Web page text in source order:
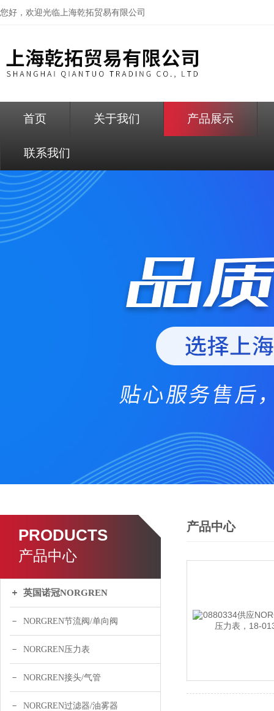
您好，欢迎光临上海乾拓贸易有限公司
首页 关于我们 产品展示
联系我们
PRODUCTS
产品中心
英国诺冠NORGREN
NORGREN节流阀/单向阀
NORGREN压力表
NORGREN接头/气管
NORGREN过滤器/油雾器
产品中心